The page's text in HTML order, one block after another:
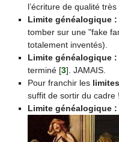
l’écriture de qualité
Limite généalogique :
tomber sur une "fake
totalement inventés).
Limite généalogique :
terminé[3]. JAMAIS.
Pour franchir les
suffit de sortir du cadre
Limite généalogique :